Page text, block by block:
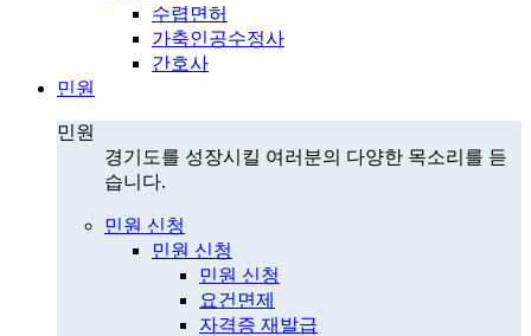
수렵면허
가축인공수정사
간호사
민원
민원
경기도를 성장시킬 여러분의 다양한 목소리를 듣
습니다.
민원 신청
민원 신청
민원 신청
요건면제
자격증 재발급